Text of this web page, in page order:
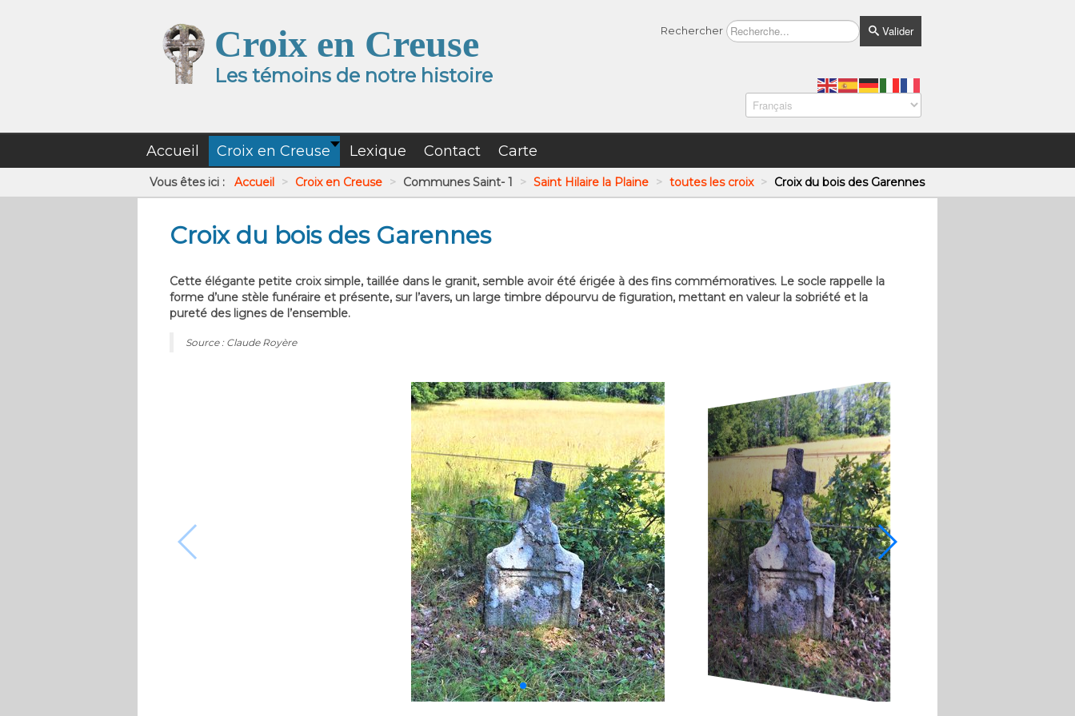
Croix en Creuse
Les témoins de notre histoire
Rechercher Valider
Accueil Croix en Creuse Lexique Contact Carte
Vous êtes ici : Accueil > Croix en Creuse > Communes Saint- 1 > Saint Hilaire la Plaine > toutes les croix > Croix du bois des Garennes
Croix du bois des Garennes
Cette élégante petite croix simple, taillée dans le granit, semble avoir été érigée à des fins commémoratives. Le socle rappelle la
forme d’une stèle funéraire et présente, sur l’avers, un large timbre dépourvu de figuration, mettant en valeur la sobriété et la
pureté des lignes de l’ensemble.
Source : Claude Royère